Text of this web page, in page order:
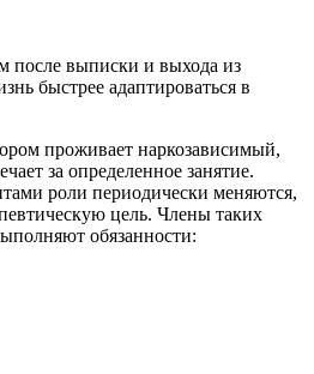
после выписки и выхода из
быстрее адаптироваться в
проживает наркозависимый,
за определенное занятие.
роли периодически меняются,
цель. Члены таких
обязанности: